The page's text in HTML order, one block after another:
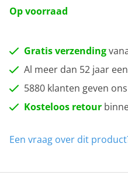
Op voorraad
Gratis verzending
Al meer dan 52 jaar een
5880 klanten geven
Kosteloos retour
Een vraag over dit